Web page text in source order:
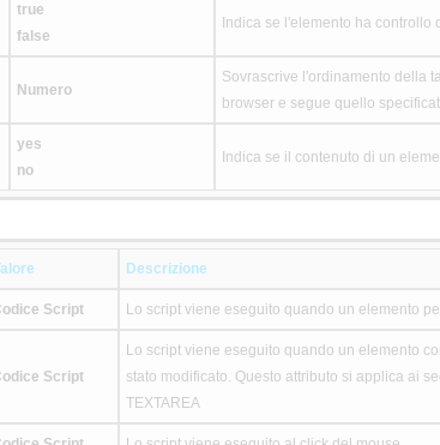
true
false
Indica se l'elemento ha controllo
Numero
Sovrascrive l'ordinamento della
browser e segue quello
yes
no
Indica se il contenuto di un
Descrizione
Script Lo script viene eseguito quando un elemento
Script
Lo script viene eseguito quando un elemento
stato modificato. Questo attributo si applica ai
TEXTAREA